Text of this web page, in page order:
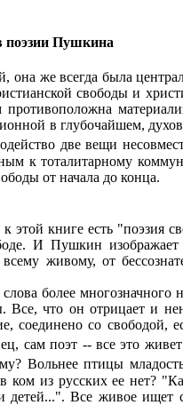
поэзии Пушкина
же всегда была
свободы и
в глубочайшем,
две вещи
к тоталитарному
от начала до конца.
книге есть "поэзия
И Пушкин
живому, от
более многозначного
Все, что он отрицает и
соединено со
сам поэт -- все это
Вольнее птицы
ком из русских ее нет?
Все живое ищет